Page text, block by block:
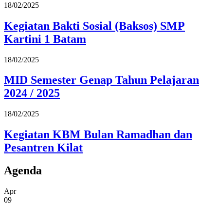
18/02/2025
Kegiatan Bakti Sosial (Baksos) SMP
Kartini 1 Batam
18/02/2025
MID Semester Genap Tahun Pelajaran
2024 / 2025
18/02/2025
Kegiatan KBM Bulan Ramadhan dan
Pesantren Kilat
Agenda
Apr
09